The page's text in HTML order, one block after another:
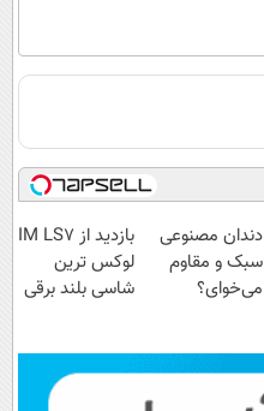
دندان مصنوعی
سبک و مقاوم
می‌خوای؟
📍تهران
بازدید از IM LS7
لوکس ترین
شاسی بلند برقی